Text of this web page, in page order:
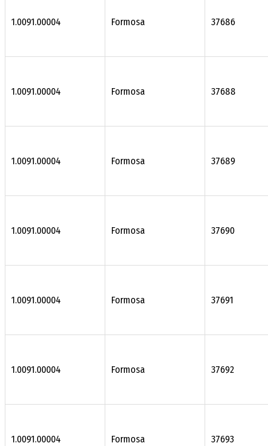
1.0091.00004 Formosa 37686
1.0091.00004 Formosa 37688
1.0091.00004 Formosa 37689
1.0091.00004 Formosa 37690
1.0091.00004 Formosa 37691
1.0091.00004 Formosa 37692
1.0091.00004 Formosa 37693